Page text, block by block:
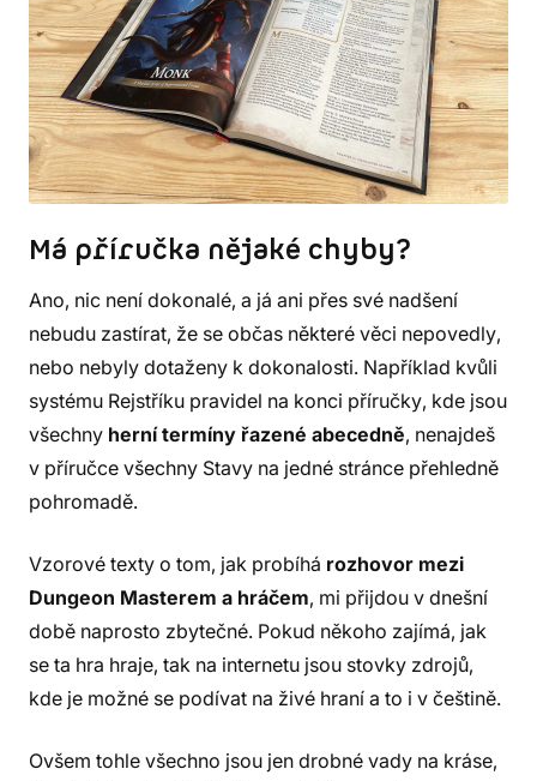
Má příručka nějaké chyby?
Ano, nic není dokonalé, a já ani přes své nadšení
nebudu zastírat, že se občas některé věci nepovedly,
nebo nebyly dotaženy k dokonalosti. Například kvůli
systému Rejstříku pravidel na konci příručky, kde jsou
všechny herní termíny řazené abecedně, nenajdeš
v příručce všechny Stavy na jedné stránce přehledně
pohromadě.
Vzorové texty o tom, jak probíhá rozhovor mezi
Dungeon Masterem a hráčem, mi přijdou v dnešní
době naprosto zbytečné. Pokud někoho zajímá, jak
se ta hra hraje, tak na internetu jsou stovky zdrojů,
kde je možné se podívat na živé hraní a to i v češtině.
Ovšem tohle všechno jsou jen drobné vady na kráse,